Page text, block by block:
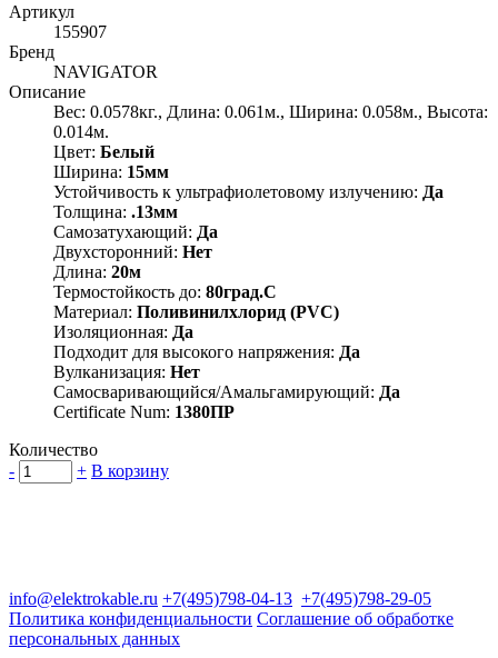
Артикул
155907
Бренд
NAVIGATOR
Описание
Вес: 0.0578кг., Длина: 0.061м., Ширина: 0.058м., Высота:
0.014м.
Цвет: Белый
Ширина: 15мм
Устойчивость к ультрафиолетовому излучению: Да
Толщина: .13мм
Самозатухающий: Да
Двухсторонний: Нет
Длина: 20м
Термостойкость до: 80град.C
Материал: Поливинилхлорид (PVC)
Изоляционная: Да
Подходит для высокого напряжения: Да
Вулканизация: Нет
Самосваривающийся/Амальгамирующий: Да
Certificate Num: 1380ПР
Количество
-
+ В корзину
info@elektrokable.ru +7(495)798-04-13 +7(495)798-29-05
Политика конфиденциальности Соглашение об обработке
персональных данных